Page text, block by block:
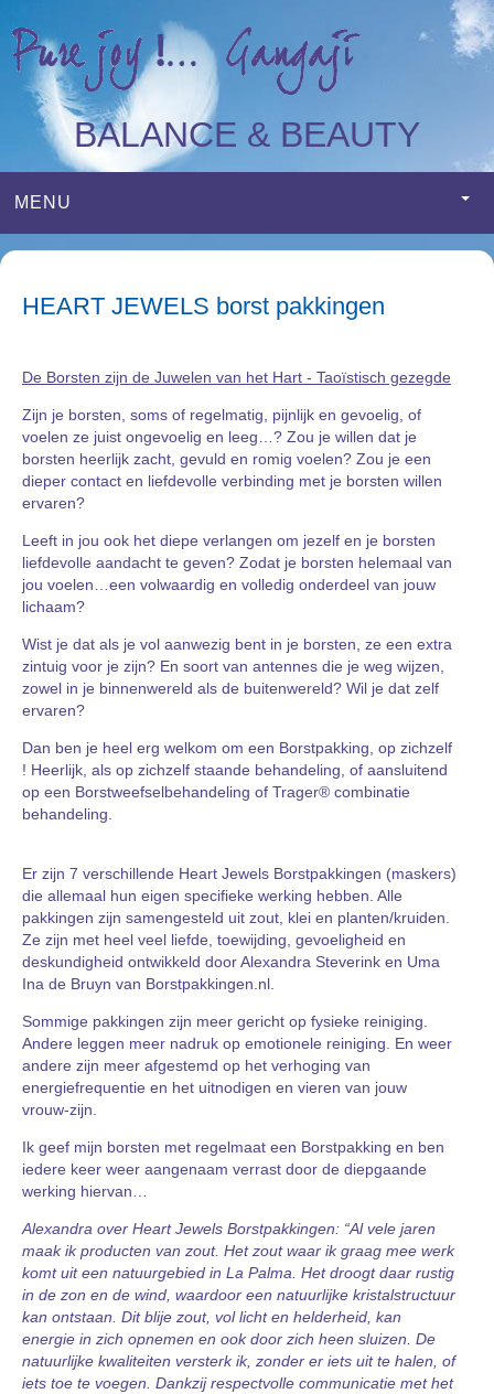
BALANCE & BEAUTY
MENU
HEART JEWELS borst pakkingen
De Borsten zijn de Juwelen van het Hart - Taoïstisch gezegde
Zijn je borsten, soms of regelmatig, pijnlijk en gevoelig, of
voelen ze juist ongevoelig en leeg…? Zou je willen dat je
borsten heerlijk zacht, gevuld en romig voelen? Zou je een
dieper contact en liefdevolle verbinding met je borsten willen
ervaren?
Leeft in jou ook het diepe verlangen om jezelf en je borsten
liefdevolle aandacht te geven? Zodat je borsten helemaal van
jou voelen…een volwaardig en volledig onderdeel van jouw
lichaam?
Wist je dat als je vol aanwezig bent in je borsten, ze een extra
zintuig voor je zijn? En soort van antennes die je weg wijzen,
zowel in je binnenwereld als de buitenwereld? Wil je dat zelf
ervaren?
Dan ben je heel erg welkom om een Borstpakking, op zichzelf
! Heerlijk, als op zichzelf staande behandeling, of aansluitend
op een Borstweefselbehandeling of Trager® combinatie
behandeling.
Er zijn 7 verschillende Heart Jewels Borstpakkingen (maskers)
die allemaal hun eigen specifieke werking hebben. Alle
pakkingen zijn samengesteld uit zout, klei en planten/kruiden.
Ze zijn met heel veel liefde, toewijding, gevoeligheid en
deskundigheid ontwikkeld door Alexandra Steverink en Uma
Ina de Bruyn van Borstpakkingen.nl.
Sommige pakkingen zijn meer gericht op fysieke reiniging.
Andere leggen meer nadruk op emotionele reiniging. En weer
andere zijn meer afgestemd op het verhoging van
energiefrequentie en het uitnodigen en vieren van jouw
vrouw-zijn.
Ik geef mijn borsten met regelmaat een Borstpakking en ben
iedere keer weer aangenaam verrast door de diepgaande
werking hiervan…
Alexandra over Heart Jewels Borstpakkingen: “Al vele jaren
maak ik producten van zout. Het zout waar ik graag mee werk
komt uit een natuurgebied in La Palma. Het droogt daar rustig
in de zon en de wind, waardoor een natuurlijke kristalstructuur
kan ontstaan. Dit blije zout, vol licht en helderheid, kan
energie in zich opnemen en ook door zich heen sluizen. De
natuurlijke kwaliteiten versterk ik, zonder er iets uit te halen, of
iets toe te voegen. Dankzij respectvolle communicatie met het